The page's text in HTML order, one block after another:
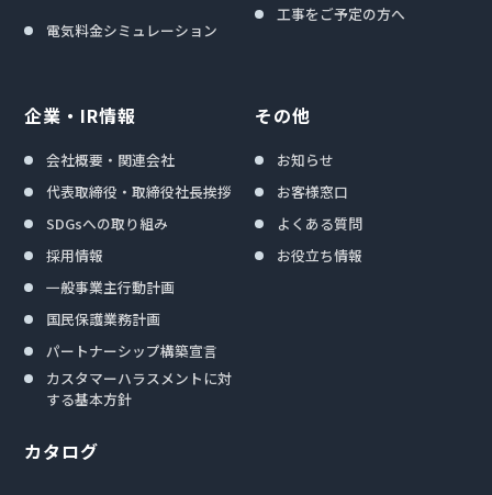
電気料金シミュレーション
工事をご予定の方へ
企業・IR情報
会社概要・関連会社
代表取締役・取締役社長挨拶
SDGsへの取り組み
採用情報
一般事業主行動計画
国民保護業務計画
パートナーシップ構築宣言
カスタマーハラスメントに対
する基本方針
カタログ
その他
お知らせ
お客様窓口
よくある質問
お役立ち情報